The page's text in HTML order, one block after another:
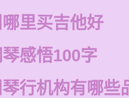
里买吉他好
感悟100字
行机构有哪些